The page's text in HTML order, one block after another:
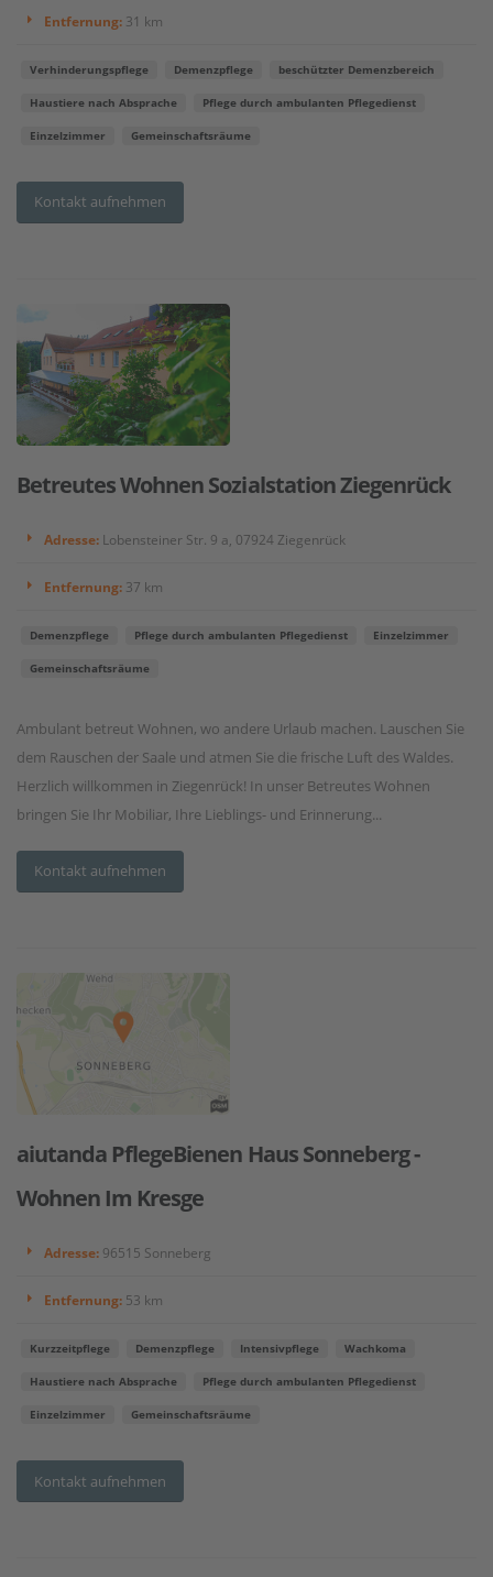
Entfernung: 31 km
Verhinderungspflege Demenzpflege beschützter Demenzbereich
Haustiere nach Absprache Pflege durch ambulanten Pflegedienst
Einzelzimmer Gemeinschaftsräume
Kontakt aufnehmen
Betreutes Wohnen Sozialstation Ziegenrück
Adresse: Lobensteiner Str. 9 a, 07924 Ziegenrück
Entfernung: 37 km
Demenzpflege Pflege durch ambulanten Pflegedienst Einzelzimmer
Gemeinschaftsräume
Ambulant betreut Wohnen, wo andere Urlaub machen. Lauschen Sie
dem Rauschen der Saale und atmen Sie die frische Luft des Waldes.
Herzlich willkommen in Ziegenrück! In unser Betreutes Wohnen
bringen Sie Ihr Mobiliar, Ihre Lieblings- und Erinnerung...
Kontakt aufnehmen
aiutanda PflegeBienen Haus Sonneberg -
Wohnen Im Kresge
Adresse: 96515 Sonneberg
Entfernung: 53 km
Kurzzeitpflege Demenzpflege Intensivpflege Wachkoma
Haustiere nach Absprache Pflege durch ambulanten Pflegedienst
Einzelzimmer Gemeinschaftsräume
Kontakt aufnehmen